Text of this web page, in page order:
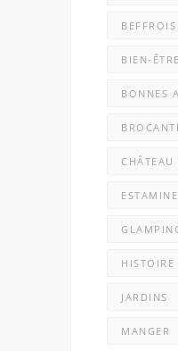
BEFFROIS
BIEN-ÊTRE
BONNES
CHÂTEAU
HISTOIRE
JARDINS
MANGER